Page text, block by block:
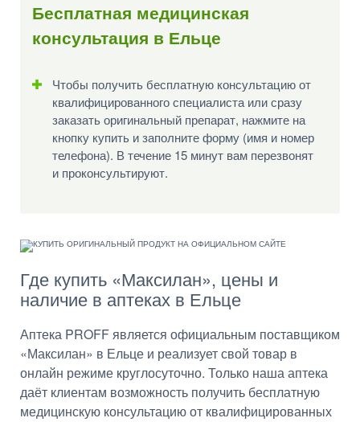
Бесплатная медицинская
консультация в Ельце
Чтобы получить бесплатную консультацию от
квалифицированного специалиста или сразу
заказать оригинальный препарат, нажмите на
кнопку купить и заполните форму (имя и номер
телефона). В течение 15 минут вам перезвонят
и проконсультируют.
Где купить «Максилан», цены и
наличие в аптеках в Ельце
Аптека PROFF является официальным поставщиком
«Максилан» в Ельце и реализует свой товар в
онлайн режиме круглосуточно. Только наша аптека
даёт клиентам возможность получить бесплатную
медицинскую консультацию от квалифицированных